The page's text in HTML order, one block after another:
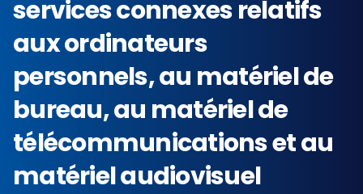
services connexes relatifs
aux ordinateurs
personnels, au matériel de
bureau, au matériel de
télécommunications et au
matériel audiovisuel